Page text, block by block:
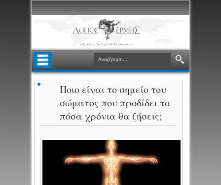
Ποιο είναι το σημείο του
σώματος που προδίδει το
πόσα χρόνια θα ζήσεις;